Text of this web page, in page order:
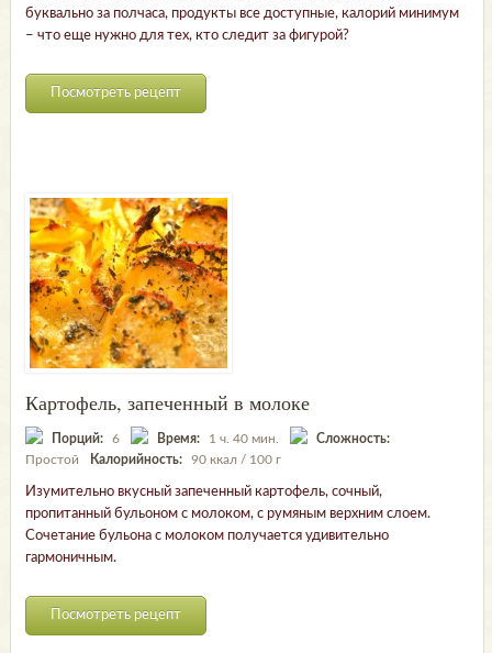
буквально за полчаса, продукты все доступные, калорий минимум
– что еще нужно для тех, кто следит за фигурой?
Посмотреть рецепт
Картофель, запеченный в молоке
Порций: 6 Время: 1 ч. 40 мин.
Сложность:
Простой
Калорийность: 90 ккал / 100 г
Изумительно вкусный запеченный картофель, сочный,
пропитанный бульоном с молоком, с румяным верхним слоем.
Сочетание бульона с молоком получается удивительно
гармоничным.
Посмотреть рецепт